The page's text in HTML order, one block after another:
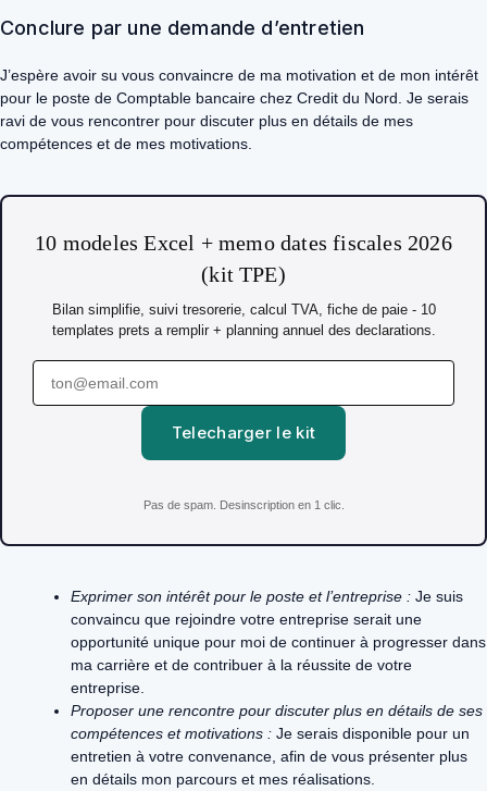
Conclure par une demande d’entretien
J’espère avoir su vous convaincre de ma motivation et de mon intérêt
pour le poste de Comptable bancaire chez Credit du Nord. Je serais
ravi de vous rencontrer pour discuter plus en détails de mes
compétences et de mes motivations.
10 modeles Excel + memo dates fiscales 2026
(kit TPE)
Bilan simplifie, suivi tresorerie, calcul TVA, fiche de paie - 10
templates prets a remplir + planning annuel des declarations.
Telecharger le kit
Pas de spam. Desinscription en 1 clic.
Exprimer son intérêt pour le poste et l’entreprise : Je suis
convaincu que rejoindre votre entreprise serait une
opportunité unique pour moi de continuer à progresser dans
ma carrière et de contribuer à la réussite de votre
entreprise.
Proposer une rencontre pour discuter plus en détails de ses
compétences et motivations : Je serais disponible pour un
entretien à votre convenance, afin de vous présenter plus
en détails mon parcours et mes réalisations.